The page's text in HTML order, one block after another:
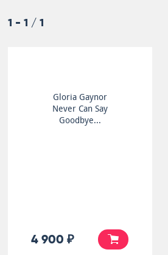
1 - 1 / 1
Gloria Gaynor
Never Can Say
Goodbye...
4 900 ₽